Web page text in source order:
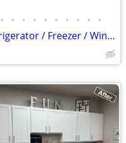
• • • • • • • • • •
Merchandiser Glass Door Refrigerator / Freezer / Wine Cooler